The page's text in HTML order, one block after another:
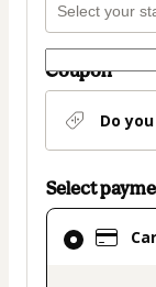
Coupon
Do
Select
Card
selected